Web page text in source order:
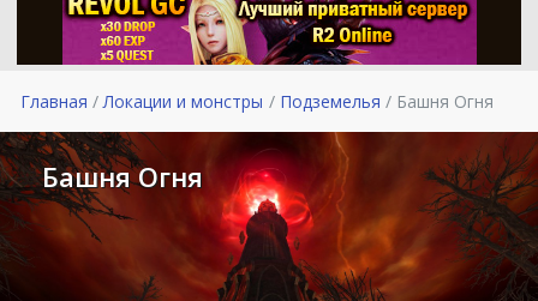
Главная Локации и монстры Подземелья Башня Огня
Башня Огня